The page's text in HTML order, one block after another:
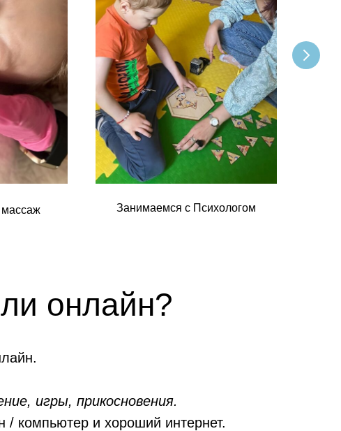
массаж Занимаемся с Психологом
онлайн?
игры, прикосновения.
/ компьютер и хороший интернет.